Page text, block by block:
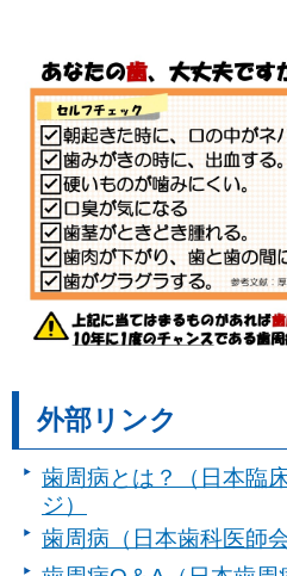
外部リンク
歯周病とは？（日本臨
ジ）
歯周病（日本歯科医師